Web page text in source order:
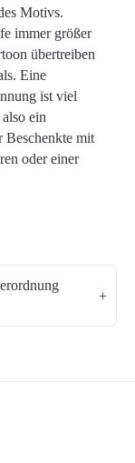
Motivs.
immer größer
übertreiben
Eine
ist viel
ein
Beschenkte mit
oder einer